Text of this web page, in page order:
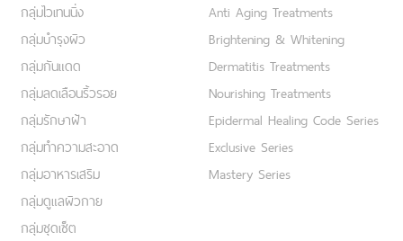
กลุ่มไวเทนนิ่ง
กลุ่มบำรุงผิว
กลุ่มกันแดด
กลุ่มลดเลือนริ้วรอย
กลุ่มรักษาฝ้า
กลุ่มทำความสะอาด
กลุ่มอาหารเสริม
กลุ่มดูแลผิวกาย
กลุ่มชุดเซ็ต
Anti Aging Treatments
Brightening & Whitening
Dermatitis Treatments
Nourishing Treatments
Epidermal Healing Code Series
Exclusive Series
Mastery Series